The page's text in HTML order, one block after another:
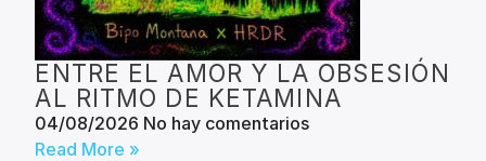
ENTRE EL AMOR Y LA OBSESIÓN
AL RITMO DE KETAMINA
04/08/2026 No hay comentarios
Read More »